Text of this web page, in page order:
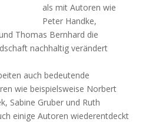
als mit Autoren wie
Peter Handke,
Thomas Bernhard die
nachhaltig verändert
auch bedeutende
wie beispielsweise Norbert
Sabine Gruber und Ruth
einige Autoren wiederentdeckt